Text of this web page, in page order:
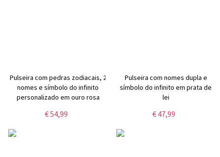
Pulseira com pedras zodiacais, 2
nomes e símbolo do infinito
personalizado em ouro rosa
€ 54,99
Pulseira com nomes dupla e
símbolo do infinito em prata de
lei
€ 47,99